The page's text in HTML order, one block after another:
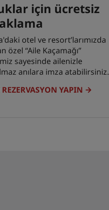
için ücretsiz
otel ve resort’larımızda
özel “Aile Kaçamağı”
sayesinde ailenizle
anılara imza atabilirsiniz.
YAPIN